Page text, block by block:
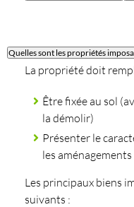
Quelles sont les propriétés
La propriété doit
Être fixée au sol
la démolir)
Présenter le
les
Les principaux biens
suivants :